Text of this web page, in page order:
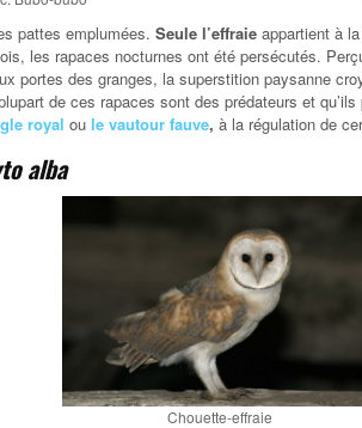
pattes emplumées. Seule l’effraie appartient à
les rapaces nocturnes ont été persécutés.
portes des granges, la superstition paysanne
de ces rapaces sont des prédateurs et
royal ou le vautour fauve, à la régulation de
alba
Chouette-effraie